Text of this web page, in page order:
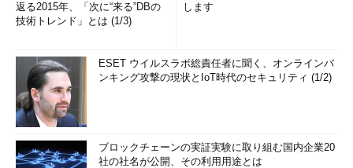
返る2015年、「次に“来る”DBの
技術トレンド」とは (1/3)
します
ESET ウイルスラボ総責任者に聞く、オンラインバ
ンキング攻撃の現状とIoT時代のセキュリティ (1/2)
ブロックチェーンの実証実験に取り組む国内企業20
社の社名が公開、その利用用途とは